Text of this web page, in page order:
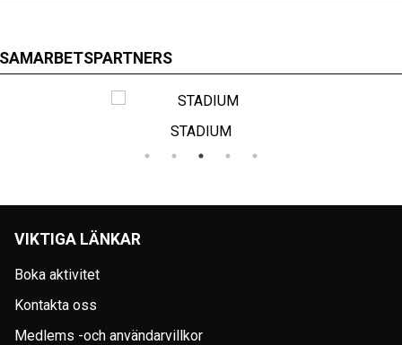
SAMARBETSPARTNERS
VIKTIGA LÄNKAR
Boka aktivitet
Kontakta oss
Medlems -och användarvillkor